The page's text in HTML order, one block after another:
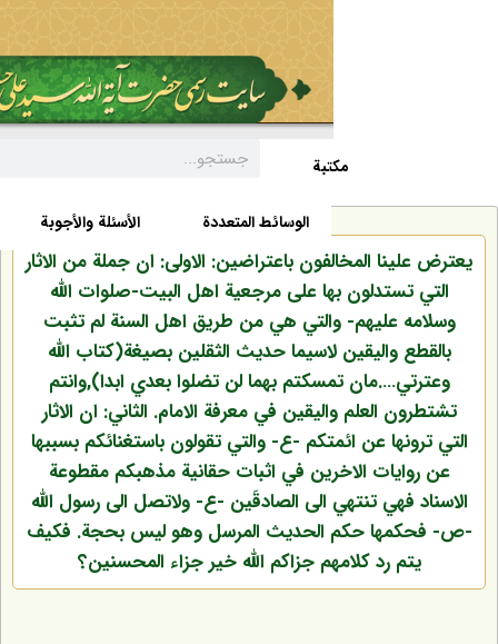
الأخبار السيرة الذاتية
الأسئلة والأجوبة الوسائط المتعددة
المخالفون باعتراضين: الاولى: ان جملة من الاثار
تستدلون بها على مرجعية اهل البيت-صلوات الله
عليهم- والتي هي من طريق اهل السنة لم تثبت
واليقين لاسيما حديث الثقلين بصيغة(كتاب الله
تمسكتم بهما لن تضلوا بعدي ابدا),وانتم
العلم واليقين في معرفة الامام. الثاني: ان الاثار
عن ائمتكم -ع- والتي تقولون باستغنائكم بسببها
الاخرين في اثبات حقانية مذهبكم مقطوعة
فهي تنتهي الى الصادقَين -ع- ولاتصل الى رسول الله
حكم الحديث المرسل وهو ليس بحجة. فكيف
رد كلامهم جزاكم الله خير جزاء المحسنين؟